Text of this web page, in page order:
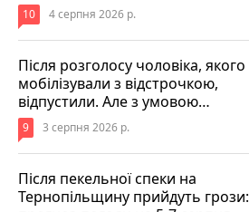
10 4 серпня 2026 р.
Після розголосу чоловіка, якого
мобілізували з відстрочкою,
відпустили. Але з умовою…
9 3 серпня 2026 р.
Після пекельної спеки на
Тернопільщину прийдуть грози: